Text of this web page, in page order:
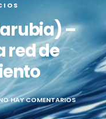
–
red de
HAY COMENTARIOS